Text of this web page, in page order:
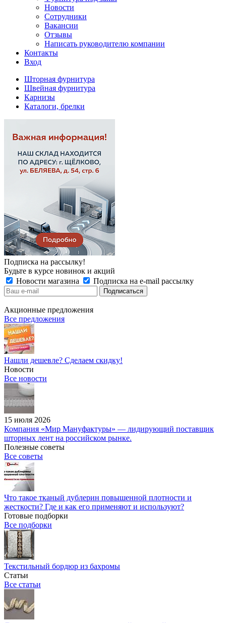
Новости
Сотрудники
Вакансии
Отзывы
Написать руководителю компании
Контакты
Вход
Шторная фурнитура
Швейная фурнитура
Карнизы
Каталоги, брелки
Подписка на рассылку!
Будьте в курсе новинок и акций
Новости магазина
Подписка на e-mail рассылку
Акционные предложения
Все предложения
Нашли дешевле? Сделаем скидку!
Новости
Все новости
15 июля 2026
Компания «Мир Мануфактуры» — лидирующий поставщик
шторных лент на российском рынке.
Полезные советы
Все советы
Что такое тканый дублерин повышенной плотности и
жесткости? Где и как его применяют и используют?
Готовые подборки
Все подборки
Текстильный бордюр из бахромы
Статьи
Все статьи